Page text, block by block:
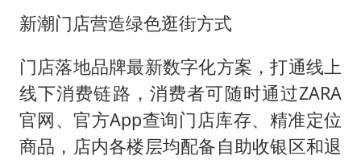
新潮门店营造绿色逛街方式
门店落地品牌最新数字化方案，打通线上
线下消费链路，消费者可随时通过ZARA
官网、官方App查询门店库存、精准定位
商品，店内各楼层均配备自助收银区和退